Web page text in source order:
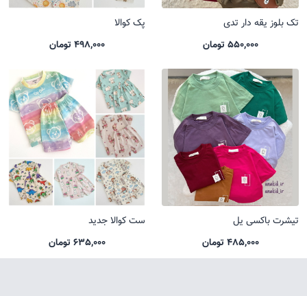
تک بلوز یقه دار تدی
550,000 تومان
پک کوالا
498,000 تومان
تیشرت باکسی یل
485,000 تومان
ست کوالا جدید
635,000 تومان